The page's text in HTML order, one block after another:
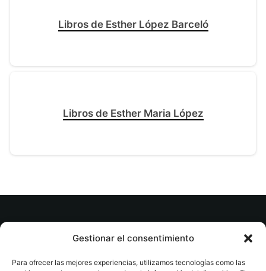
Gestionar el consentimiento
Para ofrecer las mejores experiencias, utilizamos tecnologías como las
Libros de Esther López Barceló
Libros de Esther Maria López
© tuslibrosvip.com · Todos los derechos